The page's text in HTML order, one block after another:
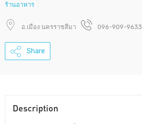
ร้านอาหาร
อ.เมือง นครราชสีมา 096-909-9633
Share
Description